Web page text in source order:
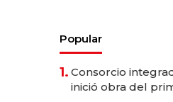
Popular
1. Consorcio
inició obra del